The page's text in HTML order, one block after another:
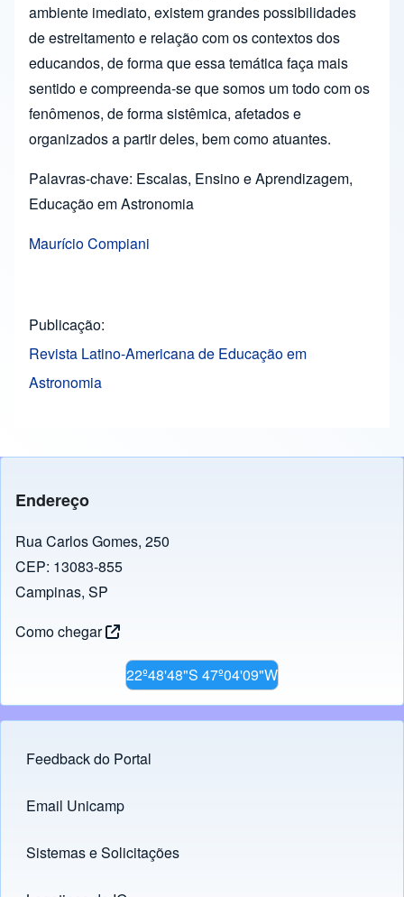
ambiente imediato, existem grandes possibilidades
de estreitamento e relação com os contextos dos
educandos, de forma que essa temática faça mais
sentido e compreenda-se que somos um todo com os
fenômenos, de forma sistêmica, afetados e
organizados a partir deles, bem como atuantes.
Palavras-chave: Escalas, Ensino e Aprendizagem,
Educação em Astronomia
Maurício Compiani
Publicação
Revista Latino-Americana de Educação em
Astronomia
Endereço
Rua Carlos Gomes, 250
CEP: 13083-855
Campinas, SP
Como chegar
22º48'48"S 47º04'09"W
Footer menu
Feedback do Portal
Links
Email Unicamp
(opens in new tab)
Sistemas e Solicitações
(opens in new tab)